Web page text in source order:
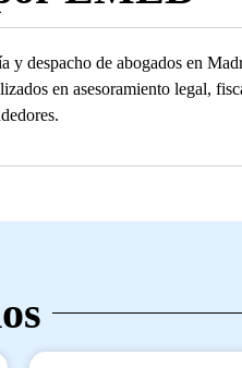
y despacho de abogados en
en asesoramiento legal,